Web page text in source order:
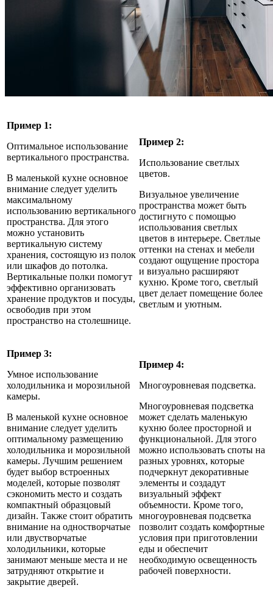
Пример 1:
Оптимальное использование
вертикального пространства.
В маленькой кухне основное
внимание следует уделить
максимальному
использованию вертикального
пространства. Для этого
можно установить
вертикальную систему
хранения, состоящую из полок
или шкафов до потолка.
Вертикальные полки помогут
эффективно организовать
хранение продуктов и посуды,
освободив при этом
пространство на столешнице.
Пример 2:
Использование светлых
цветов.
Визуальное увеличение
пространства может быть
достигнуто с помощью
использования светлых
цветов в интерьере. Светлые
оттенки на стенах и мебели
создают ощущение простора
и визуально расширяют
кухню. Кроме того, светлый
цвет делает помещение более
светлым и уютным.
Пример 3:
Умное использование
холодильника и морозильной
камеры.
В маленькой кухне основное
внимание следует уделить
оптимальному размещению
холодильника и морозильной
камеры. Лучшим решением
будет выбор встроенных
моделей, которые позволят
сэкономить место и создать
компактный образцовый
дизайн. Также стоит обратить
внимание на одностворчатые
или двустворчатые
холодильники, которые
занимают меньше места и не
затрудняют открытие и
закрытие дверей.
Пример 4:
Многоуровневая подсветка.
Многоуровневая подсветка
может сделать маленькую
кухню более просторной и
функциональной. Для этого
можно использовать споты на
разных уровнях, которые
подчеркнут декоративные
элементы и создадут
визуальный эффект
объемности. Кроме того,
многоуровневая подсветка
позволит создать комфортные
условия при приготовлении
еды и обеспечит
необходимую освещенность
рабочей поверхности.